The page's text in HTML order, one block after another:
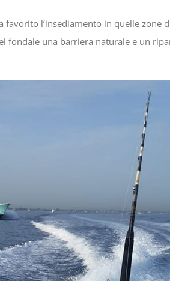
l’insediamento in quelle zone
fondale una barriera naturale e un